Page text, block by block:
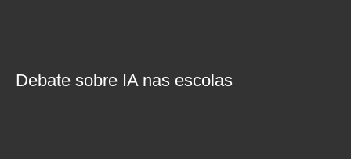
Debate sobre IA nas escolas